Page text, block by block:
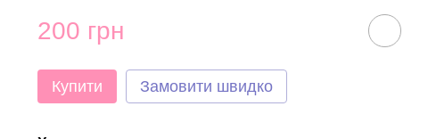
200 грн
Купити Замовити швидко